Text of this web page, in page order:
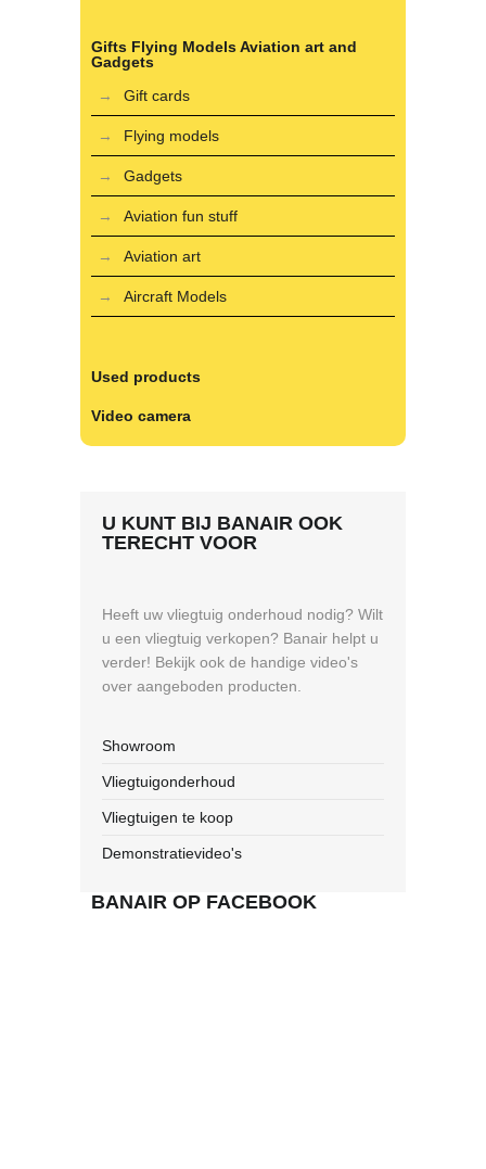
Gifts Flying Models Aviation art and
Gadgets
Gift cards
Flying models
Gadgets
Aviation fun stuff
Aviation art
Aircraft Models
Used products
Video camera
U KUNT BIJ BANAIR OOK
TERECHT VOOR
Heeft uw vliegtuig onderhoud nodig? Wilt
u een vliegtuig verkopen? Banair helpt u
verder! Bekijk ook de handige video's
over aangeboden producten.
Showroom
Vliegtuigonderhoud
Vliegtuigen te koop
Demonstratievideo's
BANAIR OP FACEBOOK